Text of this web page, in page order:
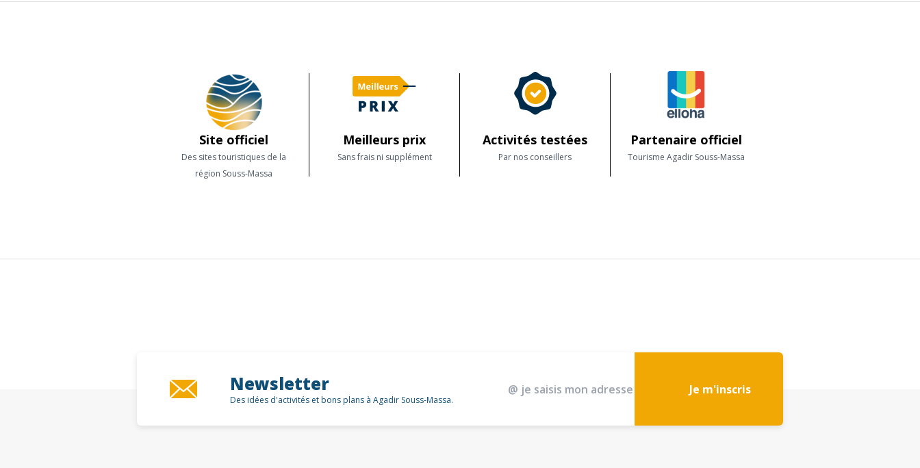
Site officiel
Des sites touristiques de la
région Souss-Massa
Meilleurs prix
Sans frais ni supplément
Activités testées
Par nos conseillers
Partenaire officiel
Tourisme Agadir Souss-Massa
Newsletter
Des idées d'activités et bons plans à Agadir Souss-Massa.
Je m'inscris